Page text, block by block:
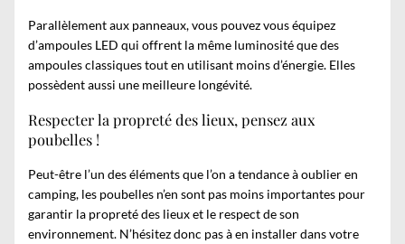
Parallèlement aux panneaux, vous pouvez vous équipez
d’ampoules LED qui offrent la même luminosité que des
ampoules classiques tout en utilisant moins d’énergie. Elles
possèdent aussi une meilleure longévité.
Respecter la propreté des lieux, pensez aux
poubelles !
Peut-être l’un des éléments que l’on a tendance à oublier en
camping, les poubelles n’en sont pas moins importantes pour
garantir la propreté des lieux et le respect de son
environnement. N’hésitez donc pas à en installer dans votre